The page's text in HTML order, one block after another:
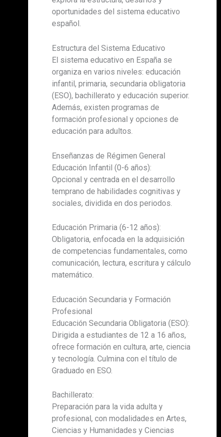
oportunidades del sistema educativo
español.
Estructura del Sistema Educativo
El sistema educativo en España se
organiza en varios niveles: educación
infantil, primaria, secundaria obligatoria
(ESO), bachillerato y educación superior.
Además, existen programas de
formación profesional y opciones de
educación para adultos.
Enseñanzas de Régimen General
Educación Infantil (0-6 años):
Opcional y centrada en el desarrollo
temprano de habilidades cognitivas y
sociales, dividida en dos periodos.
Educación Primaria (6-12 años):
Obligatoria, enfocada en la adquisición
de competencias fundamentales, como
comunicación, lectura, escritura y cálculo
matemático.
Educación Secundaria y Formación
Profesional
Educación Secundaria Obligatoria (ESO):
Dirigida a estudiantes de 12 a 16 años,
ofrece formación en cultura, arte, ciencia
y tecnología. Culmina con el título de
Graduado en ESO.
Bachillerato:
Preparación para la vida adulta y
profesional, con modalidades en Artes,
Ciencias y Humanidades y Ciencias